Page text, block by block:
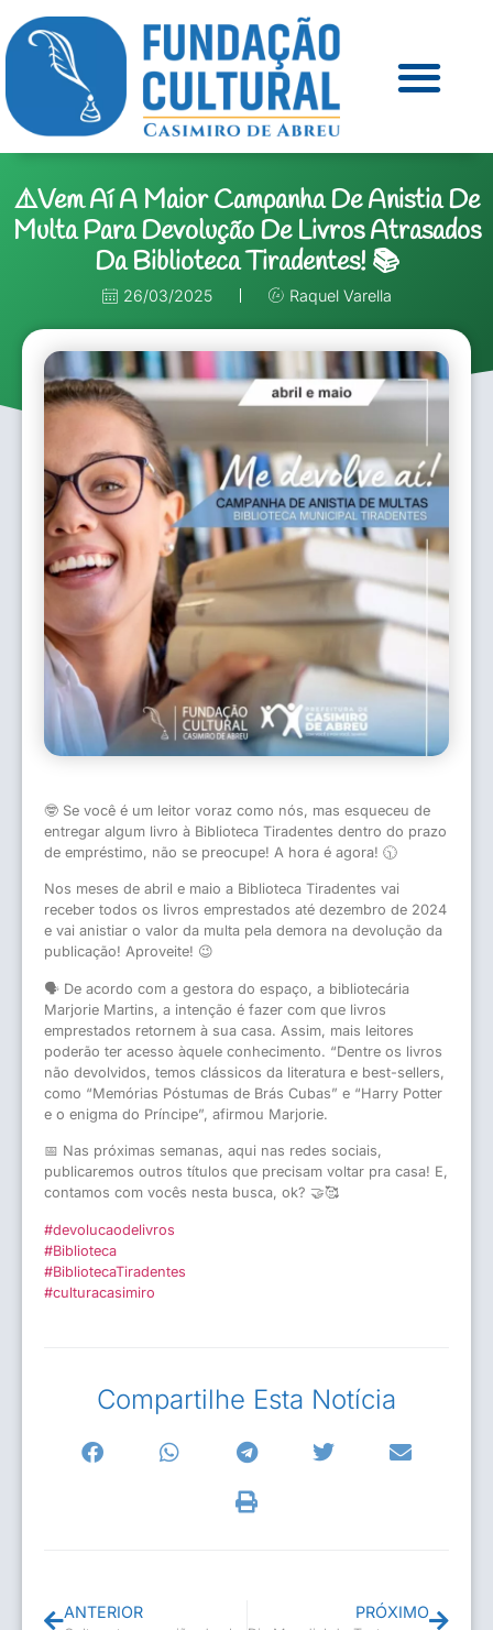
⚠️Vem Aí A Maior Campanha De Anistia De
Multa Para Devolução De Livros Atrasados
Da Biblioteca Tiradentes! 📚
26/03/2025 Raquel Varella
🤓 Se você é um leitor voraz como nós, mas esqueceu de
entregar algum livro à Biblioteca Tiradentes dentro do prazo
de empréstimo, não se preocupe! A hora é agora! 🕥
Nos meses de abril e maio a Biblioteca Tiradentes vai
receber todos os livros emprestados até dezembro de 2024
e vai anistiar o valor da multa pela demora na devolução da
publicação! Aproveite! 😉
🗣 De acordo com a gestora do espaço, a bibliotecária
Marjorie Martins, a intenção é fazer com que livros
emprestados retornem à sua casa. Assim, mais leitores
poderão ter acesso àquele conhecimento. “Dentre os livros
não devolvidos, temos clássicos da literatura e best-sellers,
como “Memórias Póstumas de Brás Cubas” e “Harry Potter
e o enigma do Príncipe”, afirmou Marjorie.
📅 Nas próximas semanas, aqui nas redes sociais,
publicaremos outros títulos que precisam voltar pra casa! E,
contamos com vocês nesta busca, ok? 🤝🥰
#devolucaodelivros
#Biblioteca
#BibliotecaTiradentes
#culturacasimiro
Compartilhe Esta Notícia
ANTERIOR PRÓXIMO